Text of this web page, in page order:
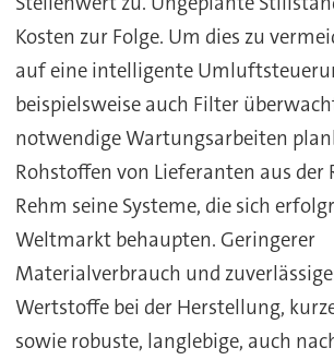
Kosten zur Folge. Um dies zu
auf eine intelligente
beispielsweise auch Filter
notwendige Wartungsarbeiten
Rohstoffen von Lieferanten aus
Rehm seine Systeme, die sich
Weltmarkt behaupten. Geringerer
Materialverbrauch und
Wertstoffe bei der Herstellung,
sowie robuste, langlebige, auch